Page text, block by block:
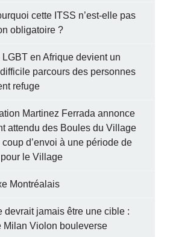
cette ITSS n’est-elle pas
obligatoire ?
LGBT en Afrique devient un
parcours des personnes
refuge
Martinez Ferrada annonce
attendu des Boules du Village
d’envoi à une période de
le Village
Montréalais
devrait jamais être une cible :
Milan Violon bouleverse